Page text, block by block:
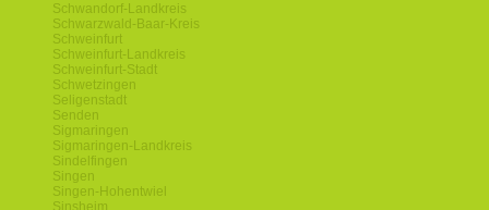
Schwandorf-Landkreis
Schwarzwald-Baar-Kreis
Schweinfurt
Schweinfurt-Landkreis
Schweinfurt-Stadt
Schwetzingen
Seligenstadt
Senden
Sigmaringen
Sigmaringen-Landkreis
Sindelfingen
Singen
Singen-Hohentwiel
Sinsheim